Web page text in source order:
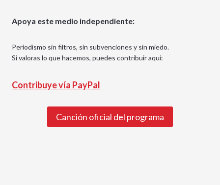
Apoya este medio independiente:
Periodismo sin filtros, sin subvenciones y sin miedo.
Si valoras lo que hacemos, puedes contribuir aquí:
Contribuye vía PayPal
Canción oficial del programa